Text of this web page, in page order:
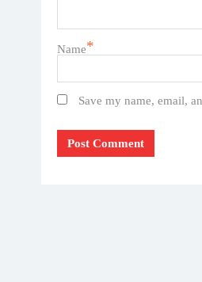
Name*
Save my name, email,